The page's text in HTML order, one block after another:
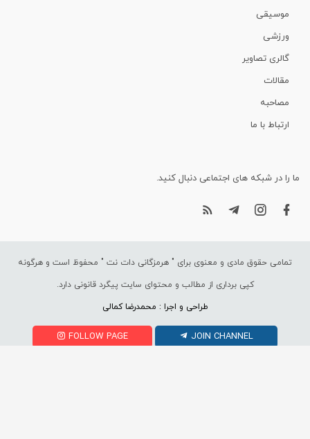
موسیقی
ورزشی
گالری تصاویر
مقالات
مصاحبه
ارتباط با ما
ما را در شبکه های اجتماعی دنبال کنید.
تمامی حقوق مادی و معنوی برای " هرمزگانی دات نت " محفوظ است و هرگونه
کپی برداری از مطالب و محتوای سایت پیگرد قانونی دارد.
طراحی و اجرا : محمدرضا کمالی
FOLLOW PAGE JOIN CHANNEL